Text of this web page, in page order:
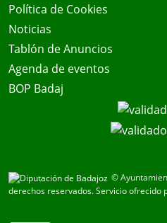
Política de Cookies
Noticias
Tablón de Anuncios
Agenda de eventos
BOP Badaj
©
derechos reservados.Servicio ofrecido